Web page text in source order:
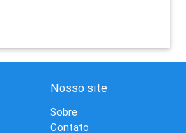
Nosso site
Sobre
Contato